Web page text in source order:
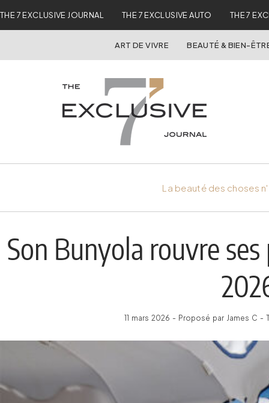
THE 7 EXCLUSIVE JOURNAL THE 7 EXCLUSIVE AUTO THE 7
ART DE VIVRE BEAUTÉ & BIEN-
La beauté des choses
Son Bunyola rouvre
11 mars 2026 - Proposé par James C